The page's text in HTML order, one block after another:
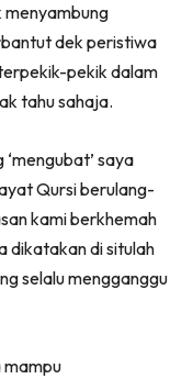
menyambung
dek peristiwa
pekik dalam
tahu sahaja.
saya
Qursi berulang-
kami berkhemah
dikatakan di situlah
selalu mengganggu
mampu